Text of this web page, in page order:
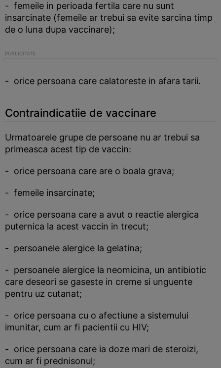
- femeile in perioada fertila care nu sunt
insarcinate (femeile ar trebui sa evite sarcina timp
de o luna dupa vaccinare);
- orice persoana care calatoreste in afara tarii.
Contraindicatiie de vaccinare
Urmatoarele grupe de persoane nu ar trebui sa
primeasca acest tip de vaccin:
- orice persoana care are o boala grava;
- femeile insarcinate;
- orice persoana care a avut o reactie alergica
puternica la acest vaccin in trecut;
- persoanele alergice la gelatina;
- persoanele alergice la neomicina, un antibiotic
care deseori se gaseste in creme si unguente
pentru uz cutanat;
- orice persoana cu o afectiune a sistemului
imunitar, cum ar fi pacientii cu HIV;
- orice persoana care ia doze mari de steroizi,
cum ar fi prednisonul;